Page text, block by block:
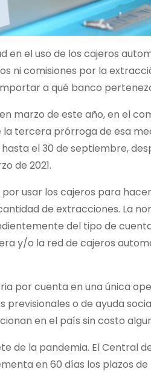
en el uso de los cajeros
ni comisiones por la
a qué banco
marzo de este año, en el
tercera prórroga de esa
el 30 de septiembre,
de 2021.
usar los cajeros para
de extracciones. La
del tipo de
y/o la red de cajeros
por cuenta en una única
previsionales o de ayuda
en el país sin costo
de la pandemia. El Central
en 60 días los plazos